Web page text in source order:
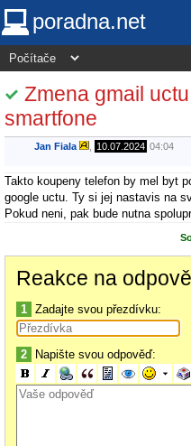
poradna.net
Zmena gmail
smartfone
Jan Fiala 10.07.2024 04:04
Takto koupeny telefon by mel byt
google uctu. Ty si jej nastavis na
Pokud neni, pak bude nutna
Reakce na
1 Zadajte svou přezdívku:
2 Napište svou odpověď: